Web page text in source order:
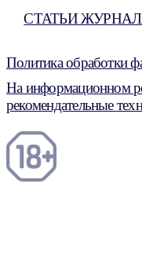
СТАТЬИ
Политика обработки
На информационном
рекомендательные